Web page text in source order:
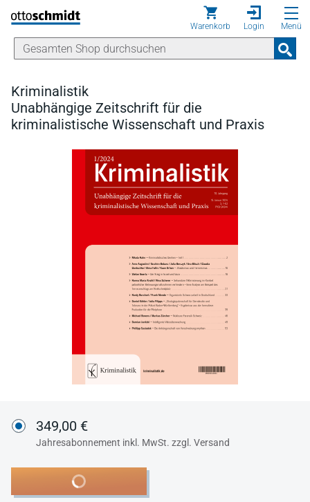
Direkt zum Inhalt
Warenkorb Login Menü
Kriminalistik
Unabhängige Zeitschrift für die
kriminalistische Wissenschaft und Praxis
349,00 €
Jahresabonnement inkl. MwSt. zzgl. Versand
In den Warenkorb